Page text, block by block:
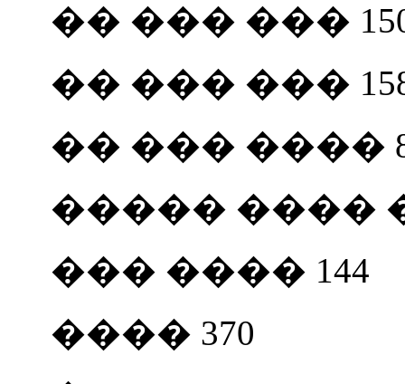
�� ��� ���
�� ��� ���
�� ��� ����
����� ����
��� ���� 144
���� 370